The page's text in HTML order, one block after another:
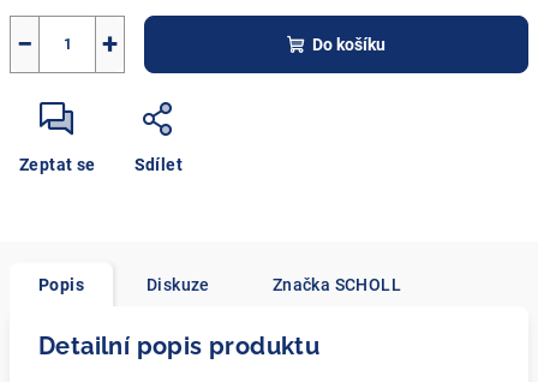
+
− Do košíku
Zeptat se Sdílet
Popis Diskuze Značka SCHOLL
Detailní popis produktu